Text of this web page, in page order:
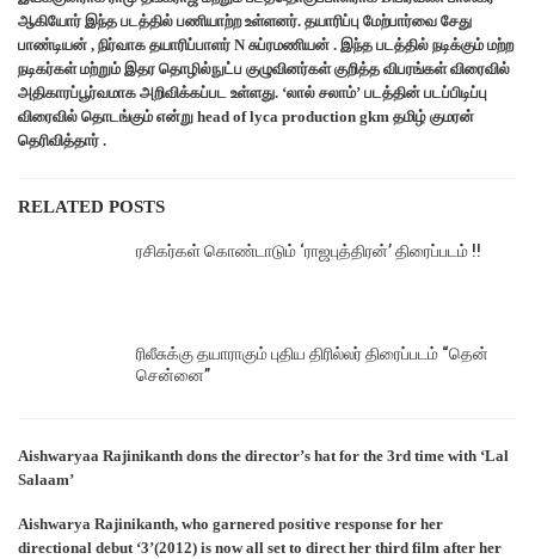
ஆகியோர் இந்த படத்தில் பணியாற்ற உள்ளனர். தயாரிப்பு மேற்பார்வை சேது
பாண்டியன் , நிர்வாக தயாரிப்பாளர் N சுப்ரமணியன் . இந்த படத்தில் நடிக்கும் மற்ற
நடிகர்கள் மற்றும் இதர தொழில்நுட்ப குழுவினர்கள் குறித்த விபரங்கள் விரைவில்
அதிகாரப்பூர்வமாக அறிவிக்கப்பட உள்ளது. ‘லால் சலாம்’ படத்தின் படப்பிடிப்பு
விரைவில் தொடங்கும் என்று head of lyca production gkm தமிழ் குமரன்
தெரிவித்தார் .
RELATED POSTS
ரசிகர்கள் கொண்டாடும் ‘ராஜபுத்திரன்’ திரைப்படம் !!
ரிலீசுக்கு தயாராகும் புதிய திரில்லர் திரைப்படம் “தென்
சென்னை”
Aishwaryaa Rajinikanth dons the director’s hat for the 3rd time with ‘Lal
Salaam’
Aishwarya Rajinikanth, who garnered positive response for her
directional debut ‘3’(2012) is now all set to direct her third film after her